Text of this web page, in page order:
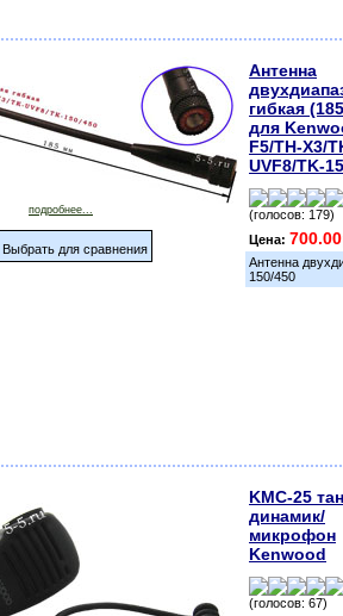
подробнее...
Выбрать для сравнения
Антенна
гибкая
для
F5/TH-X3/
UVF8/TK-
(голосов: 179)
Цена:
Антенна
150/450
KMC-25
динамик/
микрофон
Kenwood
(голосов: 67)